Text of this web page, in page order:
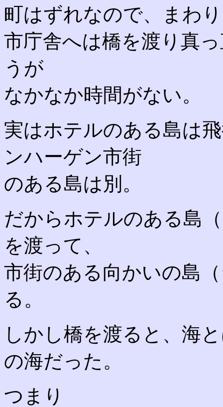
町はずれなので、まわ
市庁舎へは橋を渡り真
うが
なかなか時間がない。
実はホテルのある島は
ンハーゲン市街
のある島は別。
だからホテルのある島
を渡って、
市街のある向かいの島
る。
しかし橋を渡ると、海
の海だった。
つまり